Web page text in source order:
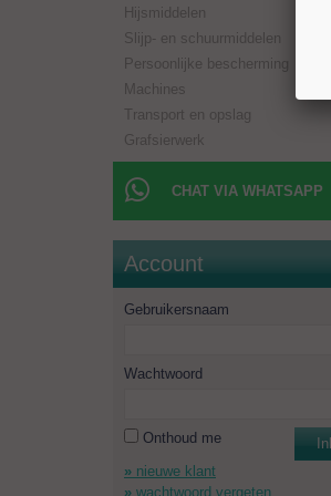
Hijsmiddelen
Slijp- en schuurmiddelen
Persoonlijke bescherming
Machines
Transport en opslag
Grafsierwerk
CHAT VIA WHATSAPP
Account
Gebruikersnaam
Wachtwoord
Onthoud me
nieuwe klant
wachtwoord vergeten